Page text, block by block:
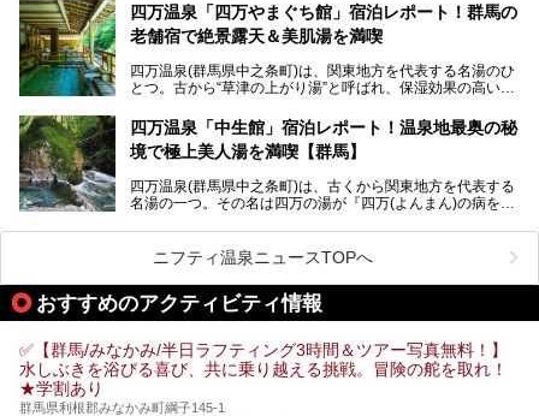
も多いかもしれません。
そこで筆者である私が実際に行ってみました！万座温泉の楽
しみ方や周辺の観光地を解説します。
また、日帰り入浴できる温泉から混浴可能な温泉まで、おす
すめの入浴施設もご紹介します！
四万温泉「四万やまぐち館」宿泊レポート！群馬の
老舗宿で絶景露天＆美肌湯を満喫
四万温泉(群馬県中之条町)は、関東地方を代表する名湯のひ
とつ。古から“草津の上がり湯”と呼ばれ、保湿効果の高い美
「四万やまぐち館」は、この地を代表する旅館の一つ。日帰
り入浴も可能ですが、やはり宿泊してじっくり楽しむのがベ
肌湯をはじめ、館内の魅力をたっぷりとご紹介します！
四万温泉「中生館」宿泊レポート！温泉地最奥の秘
境で極上美人湯を満喫【群馬】
四万温泉(群馬県中之条町)は、古くから関東地方を代表する
名湯の一つ。その名は四万の湯が『四万(よんまん)の病を癒
観光客で賑わう人気温泉地です。
「中生館」は四万温泉最奥に位置し、秘境感漂う老舗宿。泉
質の良さ(特に美人湯効果)に定評があり、知る人ぞ知る穴場
的存在です。今回は筆者自ら宿泊し、自慢の温泉をはじめ食
事・客室・共有スペースなど、宿の全貌を徹底紹介します。
ニフティ温泉ニュースTOPへ
おすすめのアクティビティ情報
✅【群馬/みなかみ/半日ラフティング3時間＆ツアー写真無料！】
水しぶきを浴びる喜び、共に乗り越える挑戦。冒険の舵を取れ！
★学割あり
群馬県利根郡みなかみ町綱子145-1